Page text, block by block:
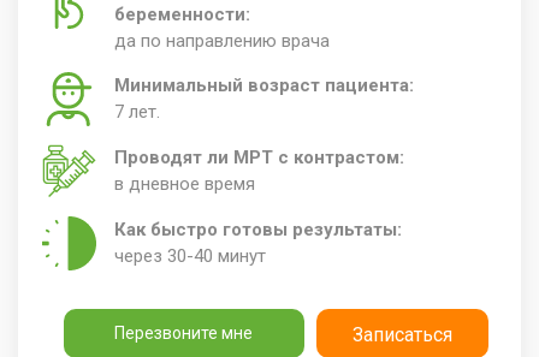
беременности:
да по направлению врача
Минимальный возраст пациента:
7 лет.
Проводят ли МРТ с контрастом:
в дневное время
Как быстро готовы результаты:
через 30-40 минут
Перезвоните мне Записаться